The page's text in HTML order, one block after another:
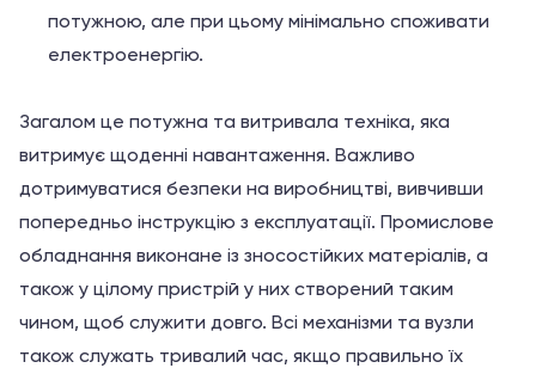
потужною, але при цьому мінімально споживати
електроенергію.
Загалом це потужна та витривала техніка, яка
витримує щоденні навантаження. Важливо
дотримуватися безпеки на виробництві, вивчивши
попередньо інструкцію з експлуатації. Промислове
обладнання виконане із зносостійких матеріалів, а
також у цілому пристрій у них створений таким
чином, щоб служити довго. Всі механізми та вузли
також служать тривалий час, якщо правильно їх